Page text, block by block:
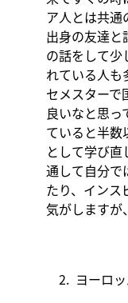
ア人とは共
出身の友達と
の話をして少
れている人も
セメスターで
良いなと思
ていると半数
として学び
通して自分で
たり、インス
気がしますが
2. ヨーロッ